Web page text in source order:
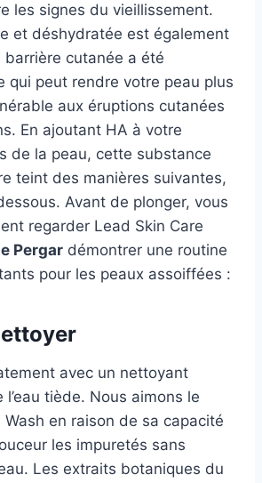
les signes du vieillissement.
et déshydratée est également
barrière cutanée a été
qui peut rendre votre peau plus
aux éruptions cutanées
En ajoutant HA à votre
de la peau, cette substance
teint des manières suivantes,
Avant de plonger, vous
regarder Lead Skin Care
Pergar démontrer une routine
pour les peaux assoiffées :
avec un nettoyant
tiède. Nous aimons le
Wash en raison de sa capacité
les impuretés sans
Les extraits botaniques du